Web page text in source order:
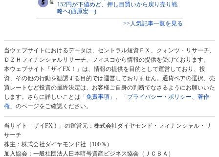
152円が下値めど、押し目買いから戻り売り戦
略へ(西原宏一)
>>人気記事一覧を見る
当ウェブサイトにおけるデータは、セントラル短資ＦＸ、クォンツ・リサーチ、
ＤＺＨフィナンシャルリサーチ、フィスコから情報の提供を受けております。
本ウェブサイト「ザイFX！」は、情報の提供を目的として運営しており、投
資、その他の行動を勧誘する目的では運営しておりません。通貨ペアの選択、売
買レートなど投資の最終決定は、お客様ご自身の判断でなさるようにお願いいた
します。さらに詳しいことは 「免責事項」 、
「プライバシー・ポリシー、著作
権」 のページをご確認ください。
当サイト「ザイFX！」の運営元：株式会社ダイヤモンド・フィナンシャル・リ
サーチ
株主：株式会社ダイヤモンド社（100％）
加入協会：一般社団法人日本暗号資産ビジネス協会（ＪＣＢＡ）